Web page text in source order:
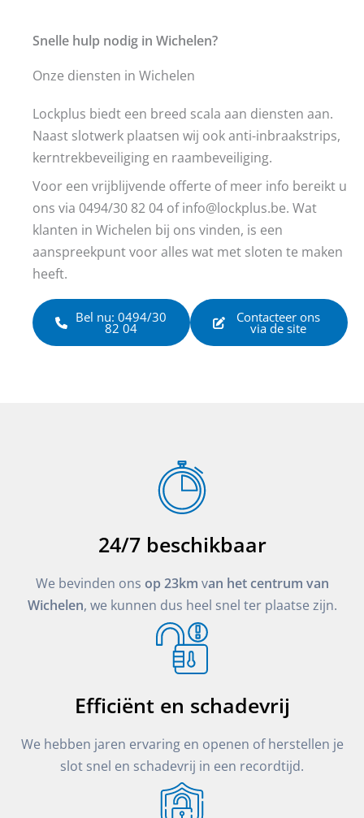
Snelle hulp nodig in Wichelen?
Onze diensten in Wichelen
Lockplus biedt een breed scala aan diensten aan.
Naast slotwerk plaatsen wij ook anti-inbraakstrips,
kerntrekbeveiliging en raambeveiliging.
Voor een vrijblijvende offerte of meer info bereikt u
ons via 0494/30 82 04 of info@lockplus.be. Wat
klanten in Wichelen bij ons vinden, is een
aanspreekpunt voor alles wat met sloten te maken
heeft.
Bel nu: 0494/30
82 04
Contacteer ons
via de site
24/7 beschikbaar
We bevinden ons op 23km van het centrum van
Wichelen, we kunnen dus heel snel ter plaatse zijn.
Efficiënt en schadevrij
We hebben jaren ervaring en openen of herstellen je
slot snel en schadevrij in een recordtijd.